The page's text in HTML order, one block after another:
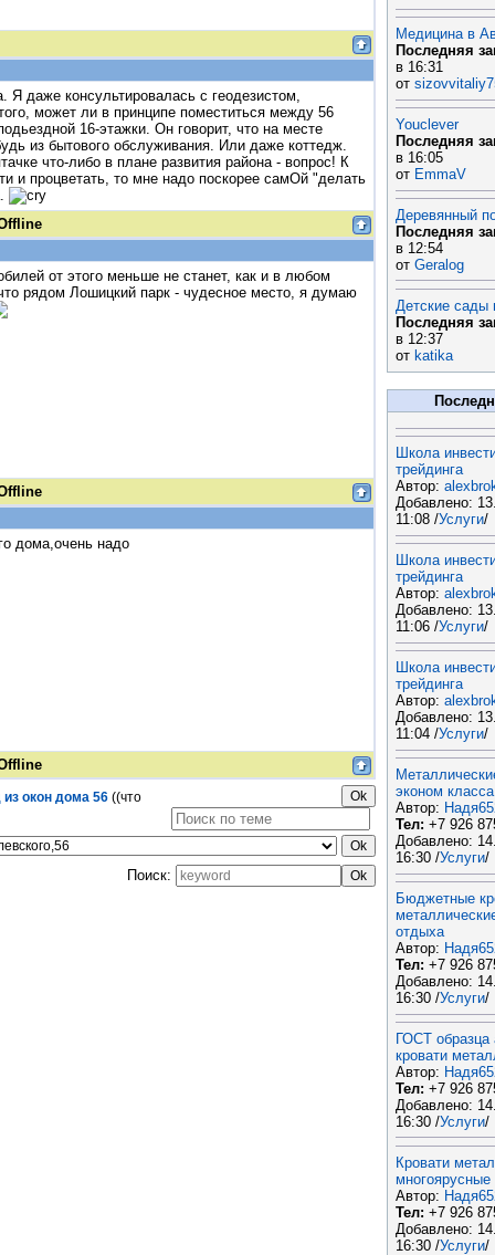
даже консультировалась с геодезистом,
может ли в принципе поместиться между 56
16-этажки. Он говорит, что на месте
из бытового обслуживания. Или даже коттедж.
что-либо в плане развития района - вопрос! К
и процветать, то мне надо поскорее самОй "делать
от этого меньше не станет, как и в любом
рядом Лошицкий парк - чудесное место, я думаю
дома,очень надо
из окон дома 56 ((что
Поиск:
Медицина в
Последняя
в 16:31
от
Youclever
Последняя
в 16:05
от EmmaV
Деревянный
Последняя
в 12:54
от Geralog
Детские сады
Последняя
в 12:37
от katika
Школа
трейдинга
Автор:
Добавлено:
11:08 /Услуги/
Школа
трейдинга
Автор:
Добавлено:
11:06 /Услуги/
Школа
трейдинга
Автор:
Добавлено:
11:04 /Услуги/
эконом
Автор:
Тел: +7 926
Добавлено:
16:30 /Услуги/
Бюджетные
отдыха
Автор:
Тел: +7 926
Добавлено:
16:30 /Услуги/
ГОСТ образца
кровати
Автор:
Тел: +7 926
Добавлено:
16:30 /Услуги/
Кровати
Автор:
Тел: +7 926
Добавлено:
16:30 /Услуги/